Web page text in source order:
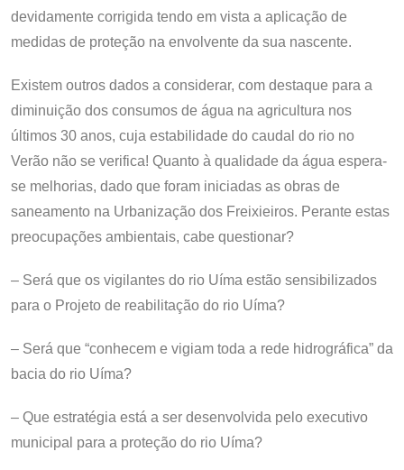
devidamente corrigida tendo em vista a aplicação de
medidas de proteção na envolvente da sua nascente.
Existem outros dados a considerar, com destaque para a
diminuição dos consumos de água na agricultura nos
últimos 30 anos, cuja estabilidade do caudal do rio no
Verão não se verifica! Quanto à qualidade da água espera-
se melhorias, dado que foram iniciadas as obras de
saneamento na Urbanização dos Freixieiros. Perante estas
preocupações ambientais, cabe questionar?
– Será que os vigilantes do rio Uíma estão sensibilizados
para o Projeto de reabilitação do rio Uíma?
– Será que “conhecem e vigiam toda a rede hidrográfica” da
bacia do rio Uíma?
– Que estratégia está a ser desenvolvida pelo executivo
municipal para a proteção do rio Uíma?